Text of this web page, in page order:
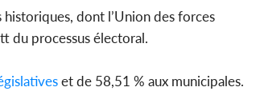
dont l’Union des forces
du processus électoral.
et de 58,51 % aux municipales.